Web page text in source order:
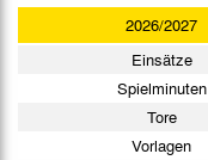
2026/2027
Einsätze
Spielminuten
Tore
Vorlagen